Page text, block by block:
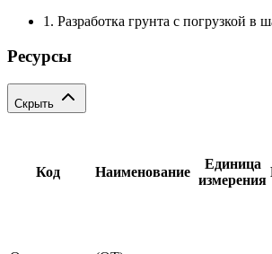
1. Разработка грунта с погрузкой в
Ресурсы
Скрыть
Код Наименование
Единица
измерения